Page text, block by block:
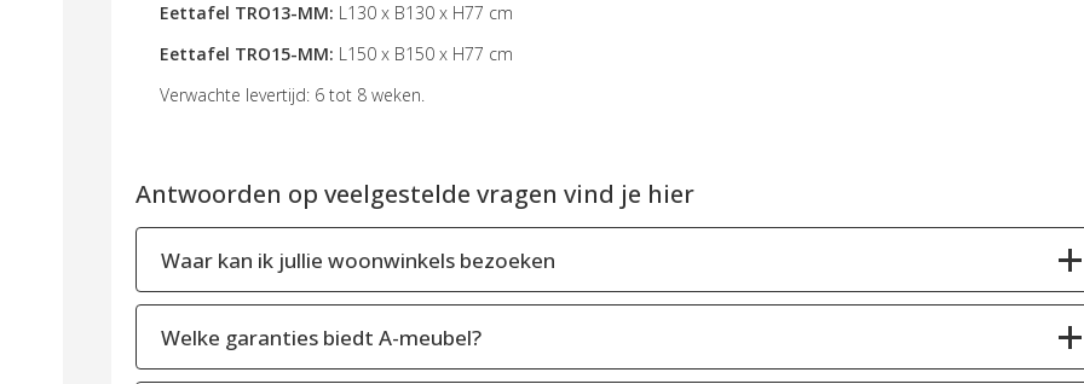
Eettafel TRO13-MM: L130 x B130 x H77 cm
Eettafel TRO15-MM: L150 x B150 x H77 cm
Verwachte levertijd: 6 tot 8 weken.
Antwoorden op veelgestelde vragen vind je hier
Waar kan ik jullie woonwinkels bezoeken
Welke garanties biedt A-meubel?